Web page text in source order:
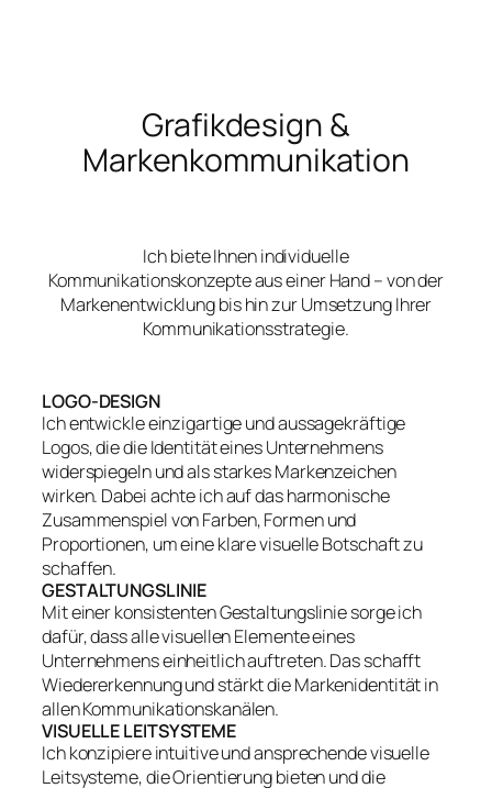
Grafikdesign &
Markenkommunikation
Ich biete Ihnen individuelle
Kommunikationskonzepte aus einer Hand – von der
Markenentwicklung bis hin zur Umsetzung Ihrer
Kommunikationsstrategie.
LOGO-DESIGN
Ich entwickle einzigartige und aussagekräftige
Logos, die die Identität eines Unternehmens
widerspiegeln und als starkes Markenzeichen
wirken. Dabei achte ich auf das harmonische
Zusammenspiel von Farben, Formen und
Proportionen, um eine klare visuelle Botschaft zu
schaffen.
GESTALTUNGSLINIE
Mit einer konsistenten Gestaltungslinie sorge ich
dafür, dass alle visuellen Elemente eines
Unternehmens einheitlich auftreten. Das schafft
Wiedererkennung und stärkt die Markenidentität in
allen Kommunikationskanälen.
VISUELLE LEITSYSTEME
Ich konzipiere intuitive und ansprechende visuelle
Leitsysteme, die Orientierung bieten und die